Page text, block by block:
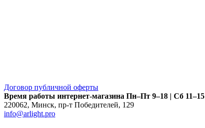
Договор публичной оферты
Время работы интернет-магазина Пн–Пт 9–18 | Сб 11–15
220062, Минск, пр-т Победителей, 129
info@arlight.pro